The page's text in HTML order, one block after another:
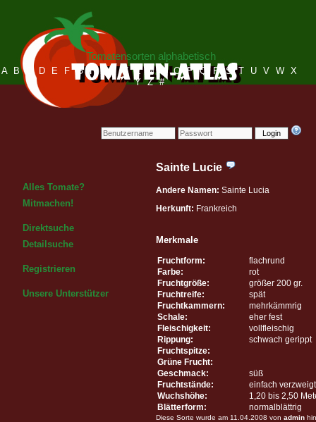
Login
Tomatensorten alphabetisch
A B C D E F G H I J K L M N O P Q R S T U V W X
Y Z #
Alles Tomate?
Mitmachen!
Direktsuche
Detailsuche
Registrieren
Unsere Unterstützer
Sainte Lucie
Andere Namen: Sainte Lucia
Herkunft: Frankreich
Merkmale
Fruchtform:
flachrund
Farbe:
rot
Fruchtgröße:
größer 200 gr.
Fruchtreife:
spät
Fruchtkammern:
mehrkämmrig
Schale:
eher fest
Fleischigkeit:
vollfleischig
Rippung:
schwach gerippt
Fruchtspitze:
Grüne Frucht:
Geschmack:
süß
Fruchtstände:
einfach verzweigt
Wuchshöhe:
1,20 bis 2,50
Blätterform:
normalblättrig
Diese Sorte wurde am 11.04.2008 von admin